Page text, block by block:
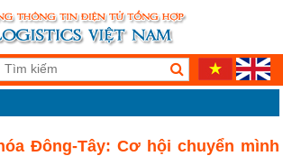
Đông-Tây: Cơ hội chuyển mình